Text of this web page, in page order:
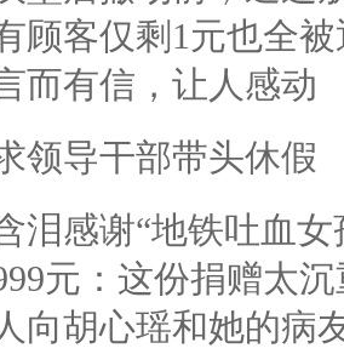
顾客仅剩1元也全
而有信，让人感动
领导干部带头休假
泪感谢“地铁吐血
元：这份捐赠太
向胡心瑶和她的病